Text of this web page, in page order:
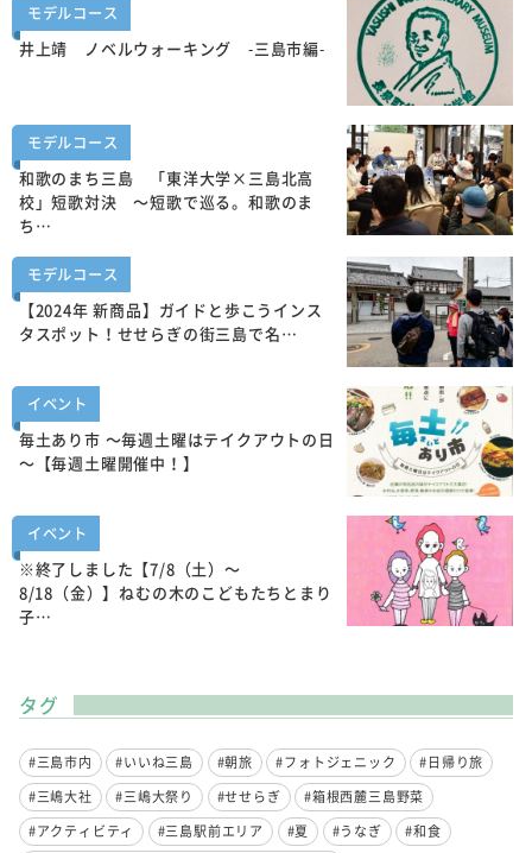
モデルコース
井上靖 ノベルウォーキング -三島市編-
モデルコース
和歌のまち三島 「東洋大学×三島北高
校」短歌対決 ～短歌で巡る。和歌のま
ち…
モデルコース
【2024年 新商品】ガイドと歩こうインス
タスポット！せせらぎの街三島で名…
イベント
毎土あり市 ～毎週土曜はテイクアウトの日
～【毎週土曜開催中！】
イベント
※終了しました【7/8（土）～
8/18（金）】ねむの木のこどもたちとまり
子…
タグ
#三島市内 #いいね三島 #朝旅 #フォトジェニック
#日帰り旅
#三嶋大社
#三嶋大祭り #せせらぎ
#箱根西麓三島野菜
#アクティビティ
#三島駅前エリア #夏 #うなぎ
#和食